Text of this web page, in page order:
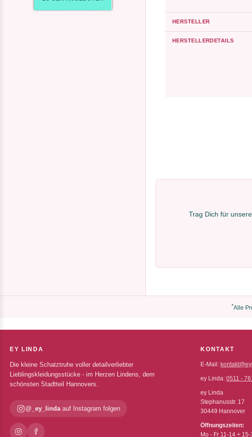
HERSTELLER
HERSTELLERDETAILS
Trag Dich für
*Alle
EY LINDA
Die kleine Schatztruhe voller detailverliebter
Lieblingskleidungsstücke - im Herzen Lindens, dem
schönsten Stadtteil Hannovers.
@_ey_lindaauf Instagram folgen
KONTAKT
E-Mail:
ey Linda:0511 -
ey Linda
Stephanusstr. 17
30449 Hannover
Öffnungszeiten:
Mo - Fr 11-14 +